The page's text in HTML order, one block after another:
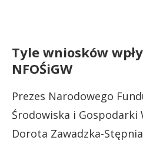
Tyle wniosków
NFOŚiGW
Prezes Narodowego
Środowiska i Gospodarki
Dorota Zawadzka-